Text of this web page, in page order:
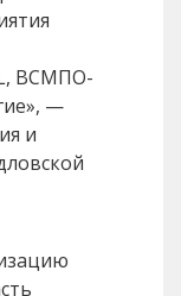
ВСМПО-
—
и